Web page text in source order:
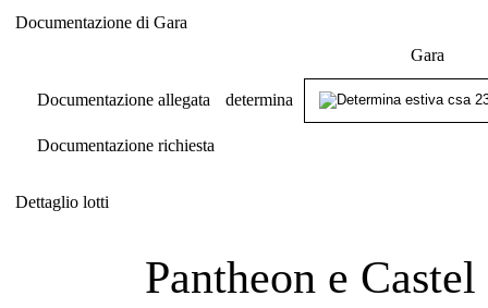
Documentazione di Gara
Gara
Documentazione allegata determina
Documentazione richiesta
Dettaglio lotti
Pantheon e